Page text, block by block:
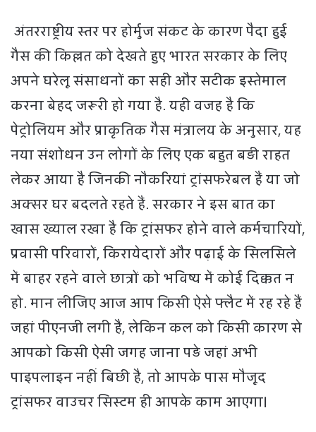
अंतरराष्ट्रीय स्तर पर होर्मुज संकट के कारण पैदा हुई
गैस की किल्लत को देखते हुए भारत सरकार के लिए
अपने घरेलू संसाधनों का सही और सटीक इस्तेमाल
करना बेहद जरूरी हो गया है. यही वजह है कि
पेट्रोलियम और प्राकृतिक गैस मंत्रालय के अनुसार, यह
नया संशोधन उन लोगों के लिए एक बहुत बड़ी राहत
लेकर आया है जिनकी नौकरियां ट्रांसफरेबल हैं या जो
अक्सर घर बदलते रहते हैं. सरकार ने इस बात का
खास ख्याल रखा है कि ट्रांसफर होने वाले कर्मचारियों,
प्रवासी परिवारों, किरायेदारों और पढ़ाई के सिलसिले
में बाहर रहने वाले छात्रों को भविष्य में कोई दिक्कत न
हो. मान लीजिए आज आप किसी ऐसे फ्लैट में रह रहे हैं
जहां पीएनजी लगी है, लेकिन कल को किसी कारण से
आपको किसी ऐसी जगह जाना पड़े जहां अभी
पाइपलाइन नहीं बिछी है, तो आपके पास मौजूद
ट्रांसफर वाउचर सिस्टम ही आपके काम आएगा।